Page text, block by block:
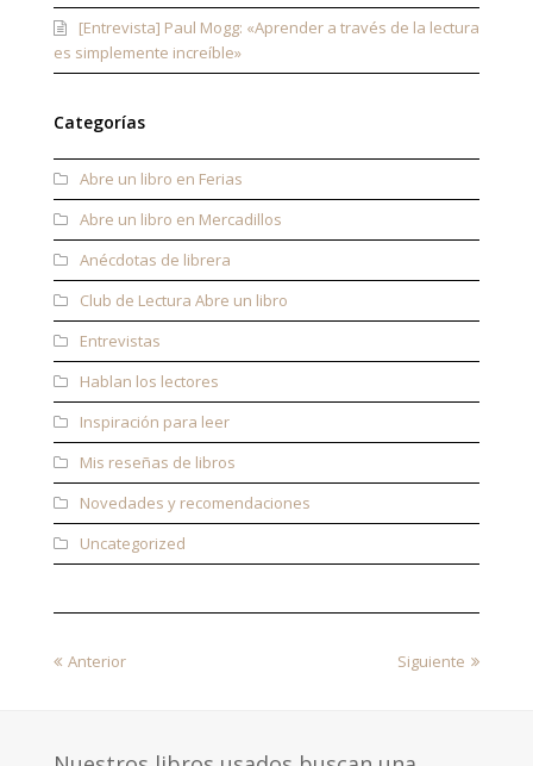
[Entrevista] Paul Mogg: «Aprender a través de la lectura
es simplemente increíble»
Categorías
Abre un libro en Ferias
Abre un libro en Mercadillos
Anécdotas de librera
Club de Lectura Abre un libro
Entrevistas
Hablan los lectores
Inspiración para leer
Mis reseñas de libros
Novedades y recomendaciones
Uncategorized
previous
Anterior
next
Siguiente